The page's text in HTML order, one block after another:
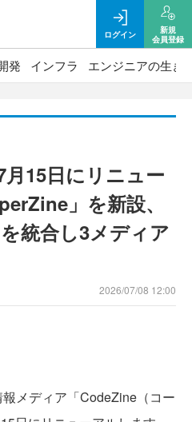
ログイン
新規
会員登録
発 インフラ エンジニアの生き
月15日にリニュー
」を新設、
統合し3メディア
2026/07/08 12:00
メディア「CodeZine（コー